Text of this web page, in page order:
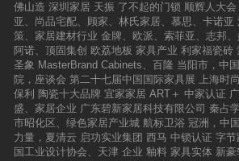
佛山造 深圳家居 天振 了不起的门锁 顺辉人大会
亚、尚品宅配、顾家、林氏家居、慕思、卡诺亚
策、家居建材行业 金牌、欧派、索菲亚、志邦
阿诺、顶固集创 欧荔地板 家具产业 利家福瓷砖
圣象 MasterBrand Cabinets、百隆 当阳市，中
院，座谈会 第二十七届中国国际家具展 上海时
保利 陶瓷十大品牌 宜家家居 ART＋ 中家认证
盛、家居企业 广东碧新家居科技有限公司 秦占
市昭化区、绿色家居产业城 航标卫浴 冠洲，中
力量，夏清云 启功实业集团 西马 中锁认证 字节
国工业设计协会、天津 企业 釉料 家具实体 新豪